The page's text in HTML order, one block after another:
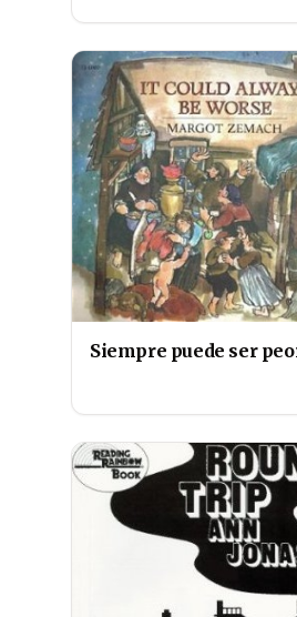
Siempre puede ser